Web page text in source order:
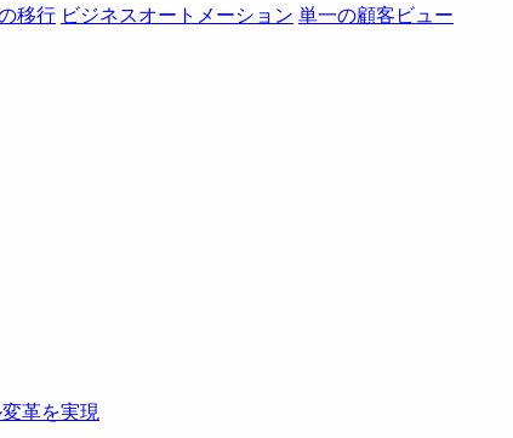
移行 ビジネスオートメーション 単一の顧客ビュー
革を実現